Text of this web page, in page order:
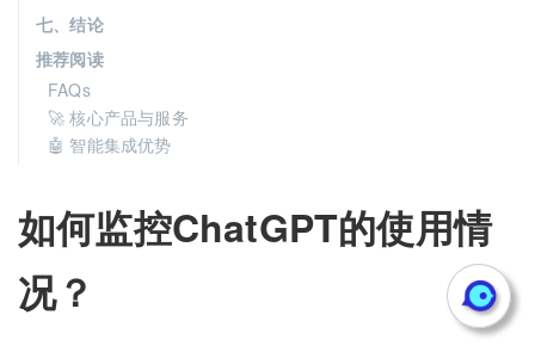
如何监控ChatGPT的使用情
况？
七、结论
推荐阅读
FAQs
🚀 核心产品与服务
🤖 智能集成优势